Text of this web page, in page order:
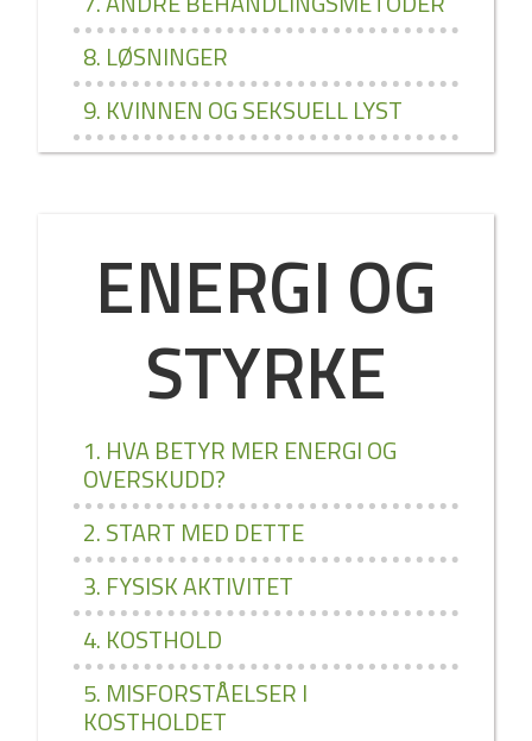
8. LØSNINGER
9. KVINNEN OG SEKSUELL LYST
ENERGI OG
STYRKE
1. HVA BETYR MER ENERGI OG
OVERSKUDD?
2. START MED DETTE
3. FYSISK AKTIVITET
4. KOSTHOLD
5. MISFORSTÅELSER I
KOSTHOLDET